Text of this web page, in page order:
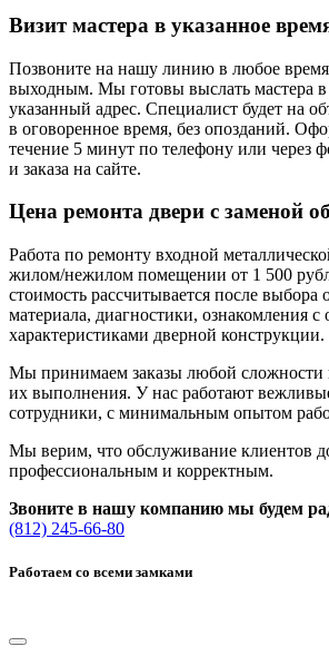
Визит мастера в указанное
Позвоните на нашу линию в любое
выходным. Мы готовы выслать мастера в
указанный адрес. Специалист будет на
в оговоренное время, без опозданий.
течение 5 минут по телефону или через
и заказа на сайте.
Цена ремонта двери с заменой
Работа по ремонту входной
жилом/нежилом помещении от 1 500
стоимость рассчитывается после выбора
материала, диагностики, ознакомления с
характеристиками дверной конструкции.
Мы принимаем заказы любой сложности
их выполнения. У нас работают
сотрудники, с минимальным опытом
Мы верим, что обслуживание клиентов
профессиональным и корректным.
Звоните в нашу компанию мы будем
(812) 245-66-80
Работаем со всеми замками